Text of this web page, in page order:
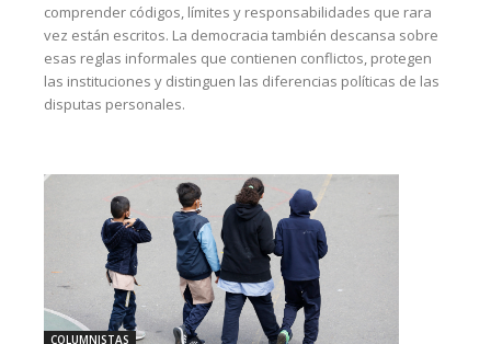
comprender códigos, límites y responsabilidades que rara
vez están escritos. La democracia también descansa sobre
esas reglas informales que contienen conflictos, protegen
las instituciones y distinguen las diferencias políticas de las
disputas personales.
COLUMNISTAS